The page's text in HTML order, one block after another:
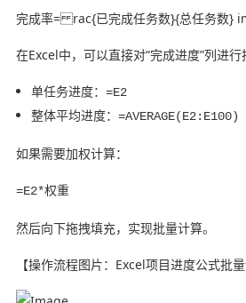
完成率= rac{已完成任务数}{总任务数}
在Excel中，可以直接对“完成进度”列进行
单任务进度： =E2
整体平均进度： =AVERAGE(E2:E100)
如果需要加权计算：
=E2*权重
然后向下拖拽填充，实现批量计算。
【操作流程图片：Excel项目进度公式批量